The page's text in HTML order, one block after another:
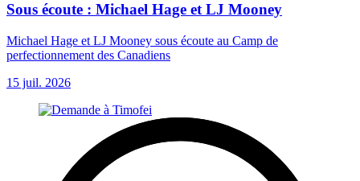
Sous écoute : Michael Hage et LJ Mooney
Michael Hage et LJ Mooney sous écoute au Camp de
perfectionnement des Canadiens
15 juil. 2026